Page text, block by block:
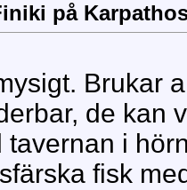
på
Brukar
de kan
tavernan i
fisk